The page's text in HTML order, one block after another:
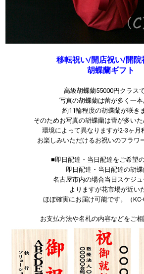
移転祝い/開店祝い/開院
胡蝶蘭ギフト
高級胡蝶蘭55000円クラスで
写真の胡蝶蘭は蕾が多く一本
約11輪程度の胡蝶蘭が咲き
そのためお写真の胡蝶蘭は蕾が多いた
環境によって異なりますが2-3ヶ月
お楽しみいただけるお祝いのフラワ
■即日配達・当日配達をご希望
即日配達・当日配達の胡蝶
名古屋市内の場合当日スケジュ
よりますが花市場が近い
ほぼ確実にお届け可能です。（KC-
お支払方法や名札の内容などをご相